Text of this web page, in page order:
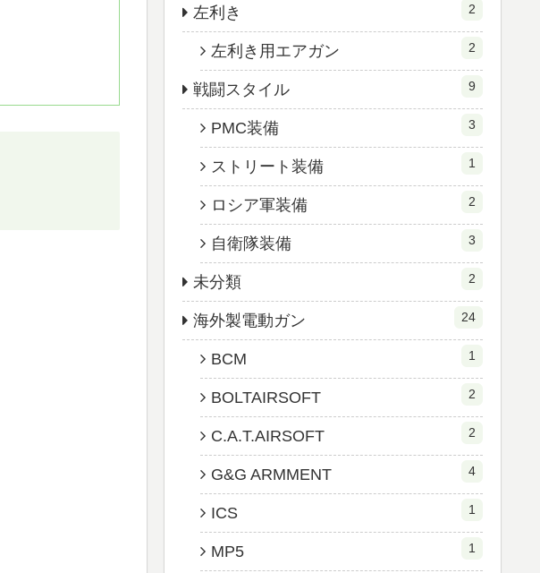
左利き 2
左利き用エアガン 2
戦闘スタイル 9
PMC装備 3
ストリート装備 1
ロシア軍装備 2
自衛隊装備 3
未分類 2
海外製電動ガン 24
BCM 1
BOLTAIRSOFT 2
C.A.T.AIRSOFT 2
G&G ARMMENT 4
ICS 1
MP5 1